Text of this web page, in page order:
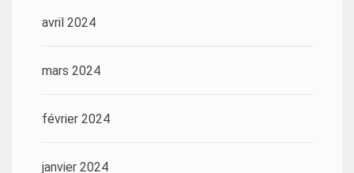
avril 2024
mars 2024
février 2024
janvier 2024